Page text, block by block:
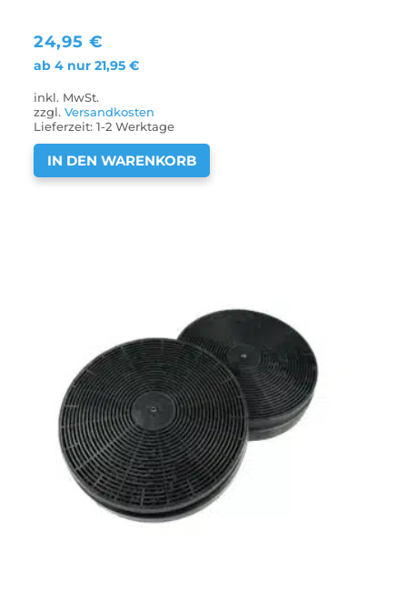
24,95€
ab 4 nur21,95€
inkl. MwSt.
zzgl.Versandkosten
Lieferzeit:1-2 Werktage
IN DEN WARENKORB